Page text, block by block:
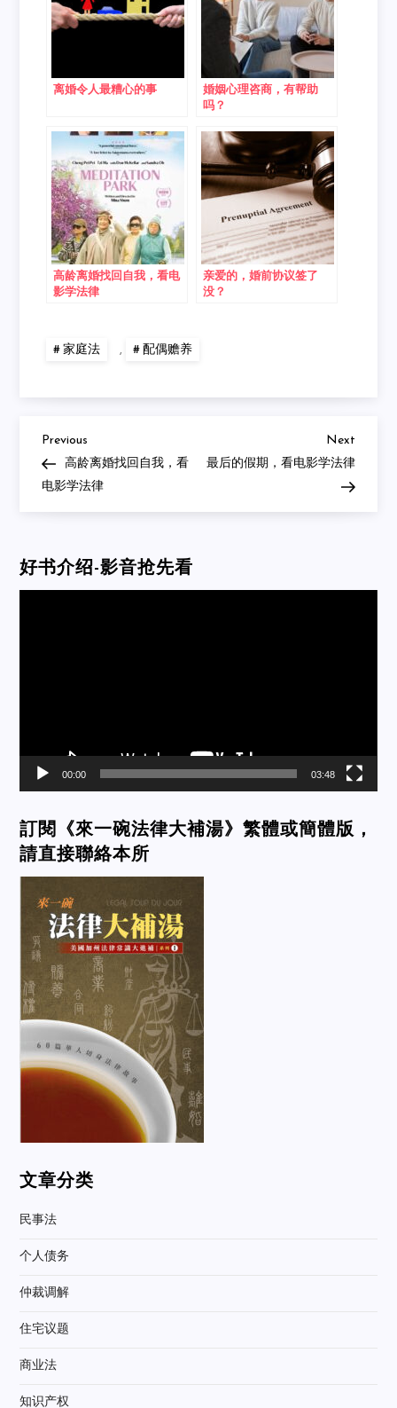
离婚令人最糟心的事
婚姻心理咨商，有帮助
吗？
高龄离婚找回自我，看电
影学法律
亲爱的，婚前协议签了
没？
家庭法 , 配偶赡养
Post
navigation
Previous
Post
Previous
高龄离婚找回自我，看
电影学法律
Next
Post
Next
最后的假期，看电影学法律
好书介绍-影音抢先看
00:00 03:48
訂閱《來一碗法律大補湯》繁體或簡體版，
請直接聯絡本所
文章分类
民事法
个人债务
仲裁调解
住宅议题
商业法
知识产权